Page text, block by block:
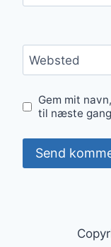
Websted
Gem mit
til næste